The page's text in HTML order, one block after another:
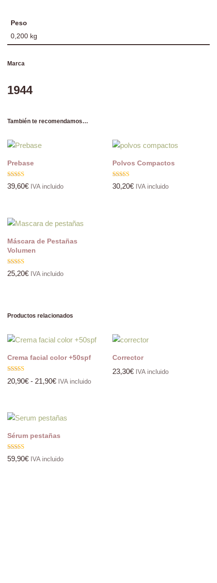
Peso
0,200 kg
Marca
1944
También te recomendamos…
Prebase
Valorado
con
39,60€ IVA incluido
Polvos Compactos
Valorado
con
30,20€ IVA incluido
Máscara de Pestañas
Volumen
Valorado
con
25,20€ IVA incluido
Productos relacionados
Crema facial color +50spf
Valorado
con
20,90€ - 21,90€ IVA incluido
Corrector
23,30€ IVA incluido
Sérum pestañas
Valorado
con
59,90€ IVA incluido